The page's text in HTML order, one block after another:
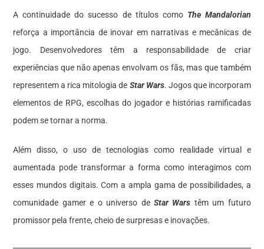
A continuidade do sucesso de títulos como The Mandalorian
reforça a importância de inovar em narrativas e mecânicas de
jogo. Desenvolvedores têm a responsabilidade de criar
experiências que não apenas envolvam os fãs, mas que também
representem a rica mitologia de Star Wars. Jogos que incorporam
elementos de RPG, escolhas do jogador e histórias ramificadas
podem se tornar a norma.
Além disso, o uso de tecnologias como realidade virtual e
aumentada pode transformar a forma como interagimos com
esses mundos digitais. Com a ampla gama de possibilidades, a
comunidade gamer e o universo de Star Wars têm um futuro
promissor pela frente, cheio de surpresas e inovações.